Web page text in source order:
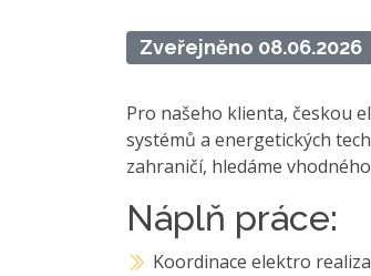
Zveřejněno 08.06.2026
Pro našeho klienta, českou
systémů a energetických
zahraničí, hledáme
Náplň práce:
Koordinace elektro